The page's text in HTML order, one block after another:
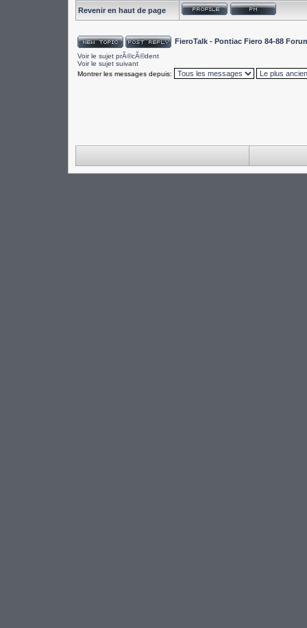
Revenir en haut de page
FieroTalk - Pontiac Fiero 84-88
Voir le sujet prÃ©cÃ©dent
Voir le sujet suivant
Montrer les messages depuis: